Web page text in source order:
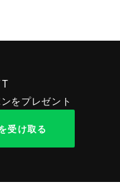
をプレゼント
受け取る